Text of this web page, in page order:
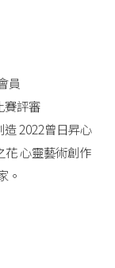
員
賽評審
2022曾日昇心
花 心靈藝術創作
。